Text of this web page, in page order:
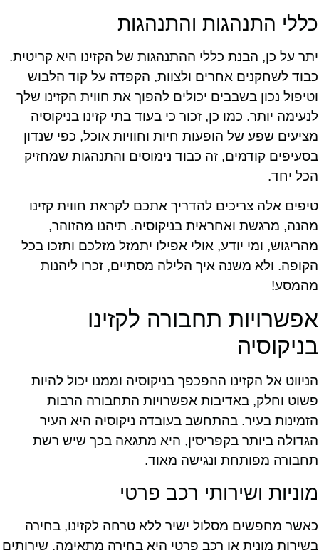
כללי התנהגות והתנהגות
יתר על כן, הבנת כללי ההתנהגות של הקזינו היא קריטית.
כבוד לשחקנים אחרים ולצוות, הקפדה על קוד הלבוש
וטיפול נכון בשבבים יכולים להפוך את חווית הקזינו שלך
לנעימה יותר. כמו כן, זכור כי בעוד בתי קזינו בניקוסיה
מציעים שפע של הופעות חיות וחוויות אוכל, כפי שנדון
בסעיפים קודמים, זה כבוד נימוסים והתנהגות שמחזיק
הכל יחד.
טיפים אלה צריכים להדריך אתכם לקראת חווית קזינו
מהנה, מרגשת ואחראית בניקוסיה. תיהנו מהזוהר,
מהריגוש, ומי יודע, אולי אפילו יתמזל מזלכם ותזכו בכל
הקופה. ולא משנה איך הלילה מסתיים, זכרו ליהנות
מהמסע!
אפשרויות תחבורה לקזינו
בניקוסיה
הניווט אל הקזינו ההפכפך בניקוסיה וממנו יכול להיות
פשוט וחלק, באדיבות אפשרויות התחבורה הרבות
הזמינות בעיר. בהתחשב בעובדה ניקוסיה היא העיר
הגדולה ביותר בקפריסין, היא מתגאה בכך שיש רשת
תחבורה מפותחת ונגישה מאוד.
מוניות ושירותי רכב פרטי
כאשר מחפשים מסלול ישיר ללא טרחה לקזינו, בחירה
בשירות מונית או רכב פרטי היא בחירה מתאימה. שירותים